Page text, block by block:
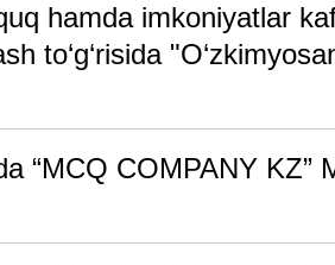
hamda imkoniyatlar
to‘g‘risida
“MCQ COMPANY KZ”